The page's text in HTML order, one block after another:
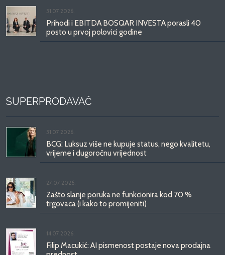
31.07.2026.
Prihodi i EBITDA BOSQAR INVESTA porasli 40
posto u prvoj polovici godine
SUPERPRODAVAČ
31.07.2026.
BCG: Luksuz više ne kupuje status, nego kvalitetu,
vrijeme i dugoročnu vrijednost
27.07.2026.
Zašto slanje poruka ne funkcionira kod 70 %
trgovaca (i kako to promijeniti)
14.07.2026.
Filip Macukić: AI pismenost postaje nova prodajna